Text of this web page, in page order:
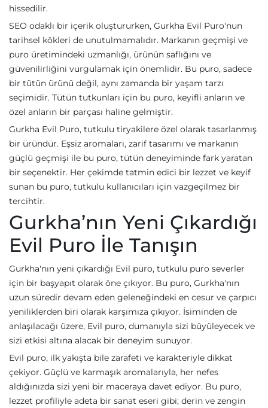
hissedilir.
SEO odaklı bir içerik oluştururken, Gurkha Evil Puro'nun
tarihsel kökleri de unutulmamalıdır. Markanın geçmişi ve
puro üretimindeki uzmanlığı, ürünün saflığını ve
güvenilirliğini vurgulamak için önemlidir. Bu puro, sadece
bir tütün ürünü değil, aynı zamanda bir yaşam tarzı
seçimidir. Tütün tutkunları için bu puro, keyifli anların ve
özel anların bir parçası haline gelmiştir.
Gurkha Evil Puro, tutkulu tiryakilere özel olarak tasarlanmış
bir üründür. Eşsiz aromaları, zarif tasarımı ve markanın
güçlü geçmişi ile bu puro, tütün deneyiminde fark yaratan
bir seçenektir. Her çekimde tatmin edici bir lezzet ve keyif
sunan bu puro, tutkulu kullanıcıları için vazgeçilmez bir
tercihtir.
Gurkha’nın Yeni Çıkardığı
Evil Puro İle Tanışın
Gurkha'nın yeni çıkardığı Evil puro, tutkulu puro severler
için bir başyapıt olarak öne çıkıyor. Bu puro, Gurkha'nın
uzun süredir devam eden geleneğindeki en cesur ve çarpıcı
yeniliklerden biri olarak karşımıza çıkıyor. İsiminden de
anlaşılacağı üzere, Evil puro, dumanıyla sizi büyüleyecek ve
sizi etkisi altına alacak bir deneyim sunuyor.
Evil puro, ilk yakışta bile zarafeti ve karakteriyle dikkat
çekiyor. Güçlü ve karmaşık aromalarıyla, her nefes
aldığınızda sizi yeni bir maceraya davet ediyor. Bu puro,
lezzet profiliyle adeta bir sanat eseri gibi; derin ve zengin